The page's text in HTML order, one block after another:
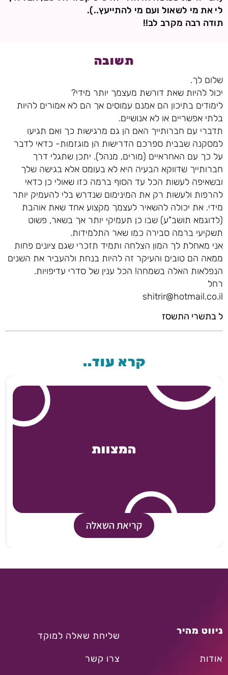
לי את מי לשאול ועם מי להתייעץ..).
תודה רבה מקרב לב!!
תשובה
שלום לך.
יכול להיות שאת דורשת מעצמך יותר מידי?
לימודים בתיכון הם אמנם עמוסים אך הם לא אמורים להיות
בלתי אפשריים או לא אנושיים.
תדברי עם חברותייך האם הן גם מרגישות כך ואם תגיעו
למסקנה שבבית ספרכם הדרישות הן מוגזמות- כדאי לדבר
על כך עם האחראיים (מורים, מנהל). יתכן שתגלי דרך
חברותייך שדווקא הבעיה היא לא בעומס אלא בגישה שלך
ובשאיפה לעשות הכל עד הסוף ברמה כזו שאולי כן כדאי
להרפות ולעשות רק את המינימום שנדרש בלי להעמיק יותר
מידי. את יכולה להשאיר לעצמך מקצוע אחד שאת אוהבת
(לדוגמא תושב"ע) שבו כן תעמיקי יותר אך בשאר, פשוט
תשקיעי ברמה סבירה כמו שאר התלמידות.
אני מאחלת לך המון הצלחה ותמיד תזכרי שגם ציונים פחות
ממאה הם טובים והעיקר זה להיות בנחת ולהעביר את השנים
הנפלאות האלה בשמחה! הכל ענין של סדרי עדיפויות.
רחל
shitrir@hotmail.co.il
ל בתשרי התשסז
קרא עוד..
המצוות
קריאת השאלה
ניווט מהיר
אודות
שליחת שאלה למוקד
צרו קשר